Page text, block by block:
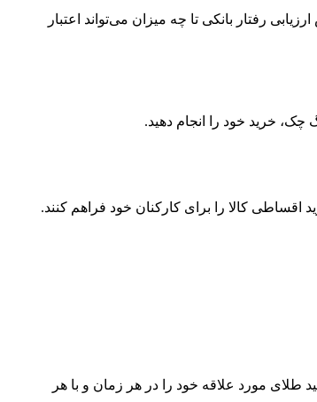
رفتار بانکی تا چه میزان می‌تواند اعتبار
خرید خود را انجام دهید.
اقساطی کالا را برای کارکنان خود فراهم کنند.
مورد علاقه خود را در هر زمان و با هر